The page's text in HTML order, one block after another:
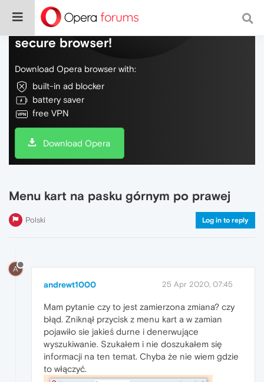
Do more on the web, with a fast and
secure browser!
Download Opera browser with:
built-in ad blocker
battery saver
free VPN
Download Opera
Menu kart na pasku górnym po prawej
Polski Log in to reply
A
andrewt1000 25 Apr 2020, 07:45
Mam pytanie czy to jest zamierzona zmiana? czy
błąd. Zniknął przycisk z menu kart a w zamian
pojawiło sie jakieś durne i denerwujące
wyszukiwanie. Szukałem i nie doszukałem się
informacji na ten temat. Chyba że nie wiem gdzie
to włączyć.